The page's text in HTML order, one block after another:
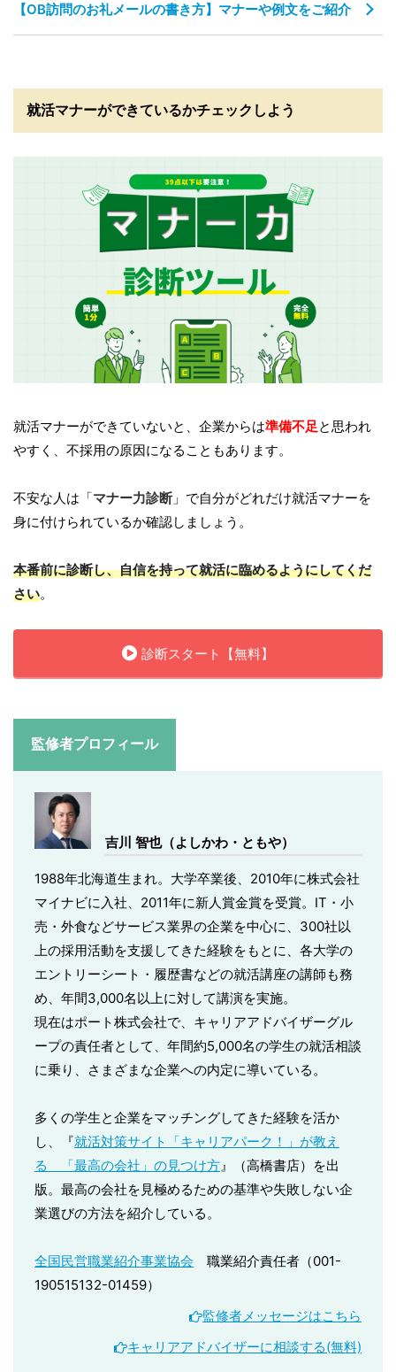
【OB訪問のお礼メールの書き方】マナーや例文をご紹介
就活マナーができているかチェックしよう
就活マナーができていないと、企業からは準備不足と思われ
やすく、不採用の原因になることもあります。
不安な人は「マナー力診断」で自分がどれだけ就活マナーを
身に付けられているか確認しましょう。
本番前に診断し、自信を持って就活に臨めるようにしてくだ
さい。
診断スタート【無料】
監修者プロフィール
吉川 智也（よしかわ・ともや）
1988年北海道生まれ。大学卒業後、2010年に株式会社
マイナビに入社、2011年に新人賞金賞を受賞。IT・小
売・外食などサービス業界の企業を中心に、300社以
上の採用活動を支援してきた経験をもとに、各大学の
エントリーシート・履歴書などの就活講座の講師も務
め、年間3,000名以上に対して講演を実施。
現在はポート株式会社で、キャリアアドバイザーグル
ープの責任者として、年間約5,000名の学生の就活相談
に乗り、さまざまな企業への内定に導いている。
多くの学生と企業をマッチングしてきた経験を活か
し、『就活対策サイト「キャリアパーク！」が教え
る 「最高の会社」の見つけ方』（高橋書店）を出
版。最高の会社を見極めるための基準や失敗しない企
業選びの方法を紹介している。
全国民営職業紹介事業協会 職業紹介責任者（001-
190515132-01459）
監修者メッセージはこちら
キャリアアドバイザーに相談する(無料)